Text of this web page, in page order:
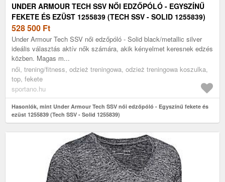
UNDER ARMOUR TECH SSV NŐI EDZŐPÓLÓ - EGYSZÍNŰ
FEKETE ÉS EZÜST 1255839 (TECH SSV - SOLID 1255839)
528 500 Ft
Under Armour Tech SSV női edzőpóló - Solid black/metallic silver
ideális választás aktív nők számára, akik kényelmet keresnek edzés
közben. Magas m...
női, trening/fitness, odzież treningowa, odzież treningowa koszulka,
top, fekete
sportano.hu
Hasonlók, mint Under Armour Tech SSV női edzőpóló - Egyszínű fekete és
ezüst 1255839 (Tech SSV - Solid 1255839)